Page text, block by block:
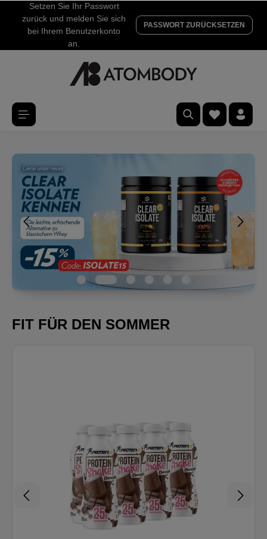
Setzen Sie Ihr Passwort
zurück und melden Sie sich
bei Ihrem Benutzerkonto
an.
PASSWORT ZURÜCKSETZEN
FIT FÜR DEN SOMMER